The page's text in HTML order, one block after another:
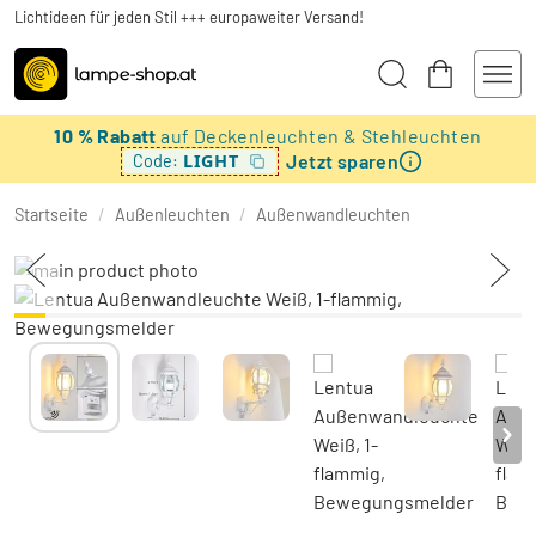
Lichtideen für jeden Stil +++ europaweiter Versand!
10 % Rabattauf Deckenleuchten & Stehleuchten
Code: LIGHT Jetzt sparen
Startseite / Außenleuchten / Außenwandleuchten